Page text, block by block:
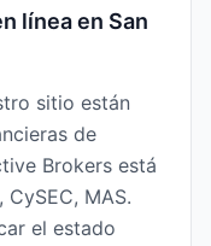
línea en San
sitio están
de
Brokers está
CySEC, MAS.
el estado